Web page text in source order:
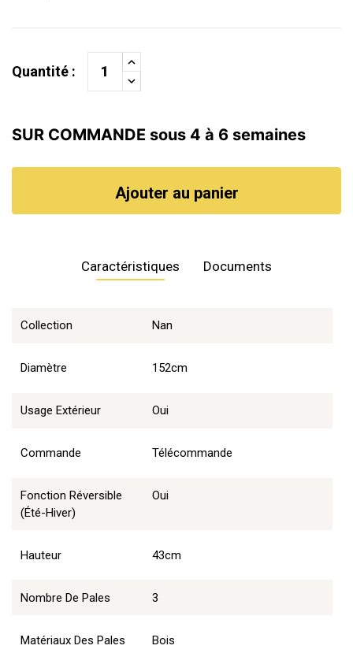
Quantité :
SUR COMMANDE sous 4 à 6 semaines
Ajouter au panier
Caractéristiques
Collection Nan
Diamètre 152cm
Usage Extérieur Oui
Commande Télécommande
Fonction Réversible
(été-Hiver)
Oui
Hauteur 43cm
Nombre De Pales 3
Matériaux Des Pales Bois
Documents